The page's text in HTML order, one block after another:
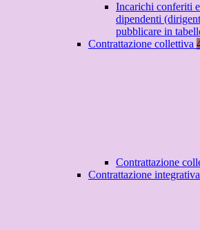
Incarichi conferiti
dipendenti
pubblicare in
Contrattazione collettiva
Contrattazione
Contrattazione integrativa